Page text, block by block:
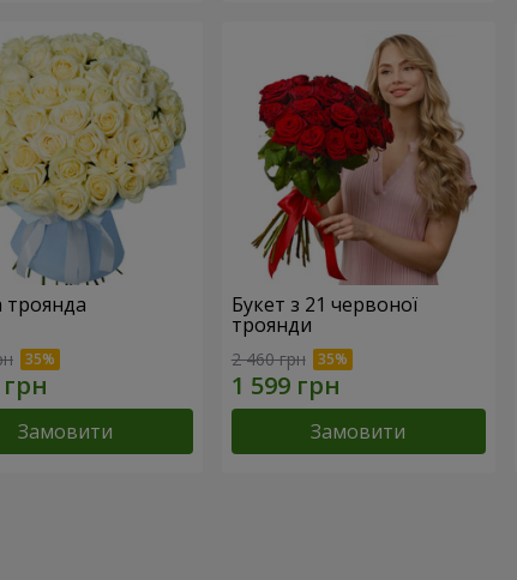
троянда
Замовити
Букет з 21 червоної
троянди
2 460 грн
Замовити